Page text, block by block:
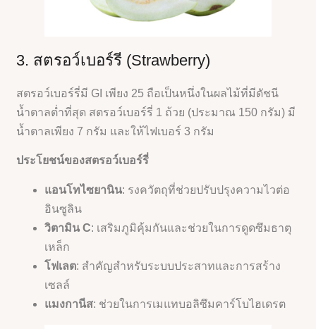
3. สตรอว์เบอร์รี (Strawberry)
สตรอว์เบอร์รี่มี GI เพียง 25 ถือเป็นหนึ่งในผลไม้ที่มีดัชนี
น้ำตาลต่ำที่สุด สตรอว์เบอร์รี่ 1 ถ้วย (ประมาณ 150 กรัม) มี
น้ำตาลเพียง 7 กรัม และให้ไฟเบอร์ 3 กรัม
ประโยชน์ของสตรอว์เบอร์รี่
แอนโทไซยานิน: รงควัตถุที่ช่วยปรับปรุงความไวต่อ
อินซูลิน
วิตามิน C: เสริมภูมิคุ้มกันและช่วยในการดูดซึมธาตุ
เหล็ก
โฟเลต: สำคัญสำหรับระบบประสาทและการสร้าง
เซลล์
แมงกานีส: ช่วยในการเมแทบอลิซึมคาร์โบไฮเดรต